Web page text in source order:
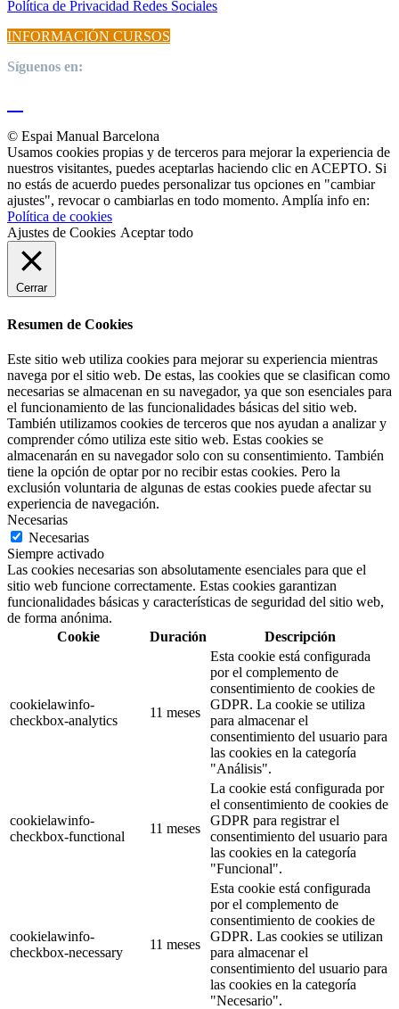
Política de Privacidad Redes Sociales
INFORMACIÓN CURSOS
Síguenos en:
© Espai Manual Barcelona
Usamos cookies propias y de terceros para mejorar la experiencia de
nuestros visitantes, puedes aceptarlas haciendo clic en ACEPTO. Si
no estás de acuerdo puedes personalizar tus opciones en "cambiar
ajustes", revocar o cambiarlas en todo momento. Amplía info en:
Política de cookies
Ajustes de Cookies Aceptar todo
Cerrar
Resumen de Cookies
Este sitio web utiliza cookies para mejorar su experiencia mientras
navega por el sitio web. De estas, las cookies que se clasifican como
necesarias se almacenan en su navegador, ya que son esenciales para
el funcionamiento de las funcionalidades básicas del sitio web.
También utilizamos cookies de terceros que nos ayudan a analizar y
comprender cómo utiliza este sitio web. Estas cookies se
almacenarán en su navegador solo con su consentimiento. También
tiene la opción de optar por no recibir estas cookies. Pero la
exclusión voluntaria de algunas de estas cookies puede afectar su
experiencia de navegación.
Necesarias
Necesarias
Siempre activado
Las cookies necesarias son absolutamente esenciales para que el
sitio web funcione correctamente. Estas cookies garantizan
funcionalidades básicas y características de seguridad del sitio web,
de forma anónima.
Cookie
Duración Descripción
cookielawinfo-
checkbox-analytics
11 meses
Esta cookie está configurada
por el complemento de
consentimiento de cookies de
GDPR. La cookie se utiliza
para almacenar el
consentimiento del usuario para
las cookies en la categoría
"Análisis".
cookielawinfo-
checkbox-functional
11 meses
La cookie está configurada por
el consentimiento de cookies de
GDPR para registrar el
consentimiento del usuario para
las cookies en la categoría
"Funcional".
cookielawinfo-
checkbox-necessary
11 meses
Esta cookie está configurada
por el complemento de
consentimiento de cookies de
GDPR. Las cookies se utilizan
para almacenar el
consentimiento del usuario para
las cookies en la categoría
"Necesario".